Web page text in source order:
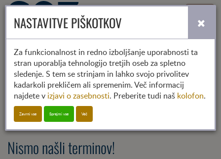
2025 2026
2027
01
02 03 04 05 06 07 08 09 10
Nismo našli terminov!
NASTAVITVE PIŠKOTKOV
Za funkcionalnost in redno izboljšanje uporabnosti ta
stran uporablja tehnologijo tretjih oseb za spletno
sledenje. S tem se strinjam in lahko svojo privolitev
kadarkoli prekličem ali spremenim. Več informacij
najdete v izjavi o zasebnosti. Preberite tudi naš kolofon.
Zavrni vse Sprejmi vse Več